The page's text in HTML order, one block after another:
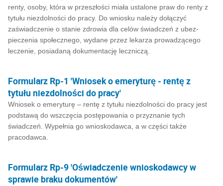
renty, osoby, która w przeszłości miała ustalone praw do renty z
tytułu niezdolności do pracy. Do wniosku należy dołączyć
zaświadczenie o stanie zdrowia dla celów świadczeń z ubez­
pieczenia społecznego, wydane przez lekarza prowadzącego
leczenie, posiadaną dokumen­tację leczniczą.
Formularz Rp-1 'Wniosek o emeryturę - rentę z
tytułu niezdolności do pracy'
Wniosek o emeryturę – rentę z tytułu niezdolności do pracy jest
podstawą do wszczęcia postępowania o przyznanie tych
świadczeń. Wypełnia go wnioskodawca, a w części także
pracodawca.
Formularz Rp-9 'Oświadczenie wnioskodawcy w
sprawie braku dokumentów'